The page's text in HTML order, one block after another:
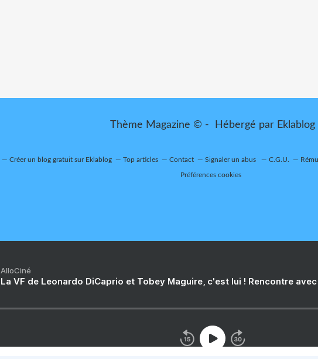
Thème Magazine © - Hébergé par Eklablog
Créer un blog gratuit sur Eklablog Top articles Contact Signaler un abus C.G.U.
Préférences cookies
AlloCiné
La VF de Leonardo DiCaprio et Tobey Maguire, c'est lui ! Rencontre